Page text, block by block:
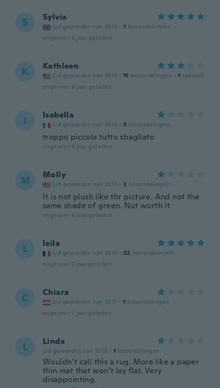
S Sylvia
Lid geworden van 2016 · 1 beoordelingen
ongeveer 6 jaar geleden
K Kathleen
Lid geworden van 2018 · 11 beoordelingen · 1 uploads
ongeveer 6 jaar geleden
I Isabella
Lid geworden van 2019 · 3 beoordelingen
troppo piccola tutto sbagliato
ongeveer 6 jaar geleden
M Molly
Lid geworden van 2016 · 2 beoordelingen
It is not plush like thr picture. And not the
same shade of green. Not worth it
ongeveer 6 jaar geleden
L leila
Lid geworden van 2016 · 32 beoordelingen
ongeveer 7 jaar geleden
C Chiara
Lid geworden van 2017 · 1 beoordelingen
ongeveer 7 jaar geleden
L Linda
Lid geworden van 2018 · 1 beoordelingen
Wouldn’t call this a rug. More like a paper
thin mat that won’t lay flat. Very
disappointing.